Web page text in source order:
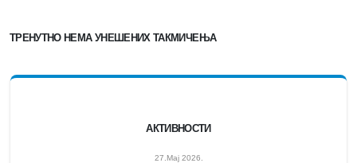
ТРЕНУТНО НЕМА УНЕШЕНИХ ТАКМИЧЕЊА
АКТИВНОСТИ
27.Мај 2026.